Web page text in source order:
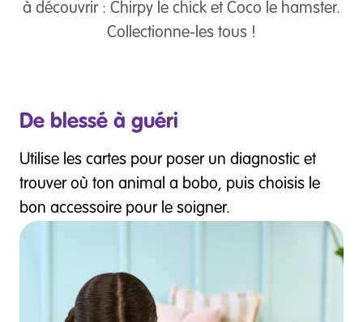
à découvrir : Chirpy le chick et Coco le hamster.
Collectionne-les tous !
De blessé à guéri
Utilise les cartes pour poser un diagnostic et
trouver où ton animal a bobo, puis choisis le
bon accessoire pour le soigner.